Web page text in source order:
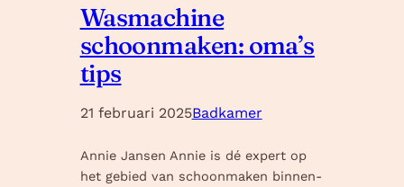
Wasmachine
schoonmaken: oma’s
tips
21 februari 2025Badkamer
Annie Jansen Annie is dé expert op
het gebied van schoonmaken binnen-